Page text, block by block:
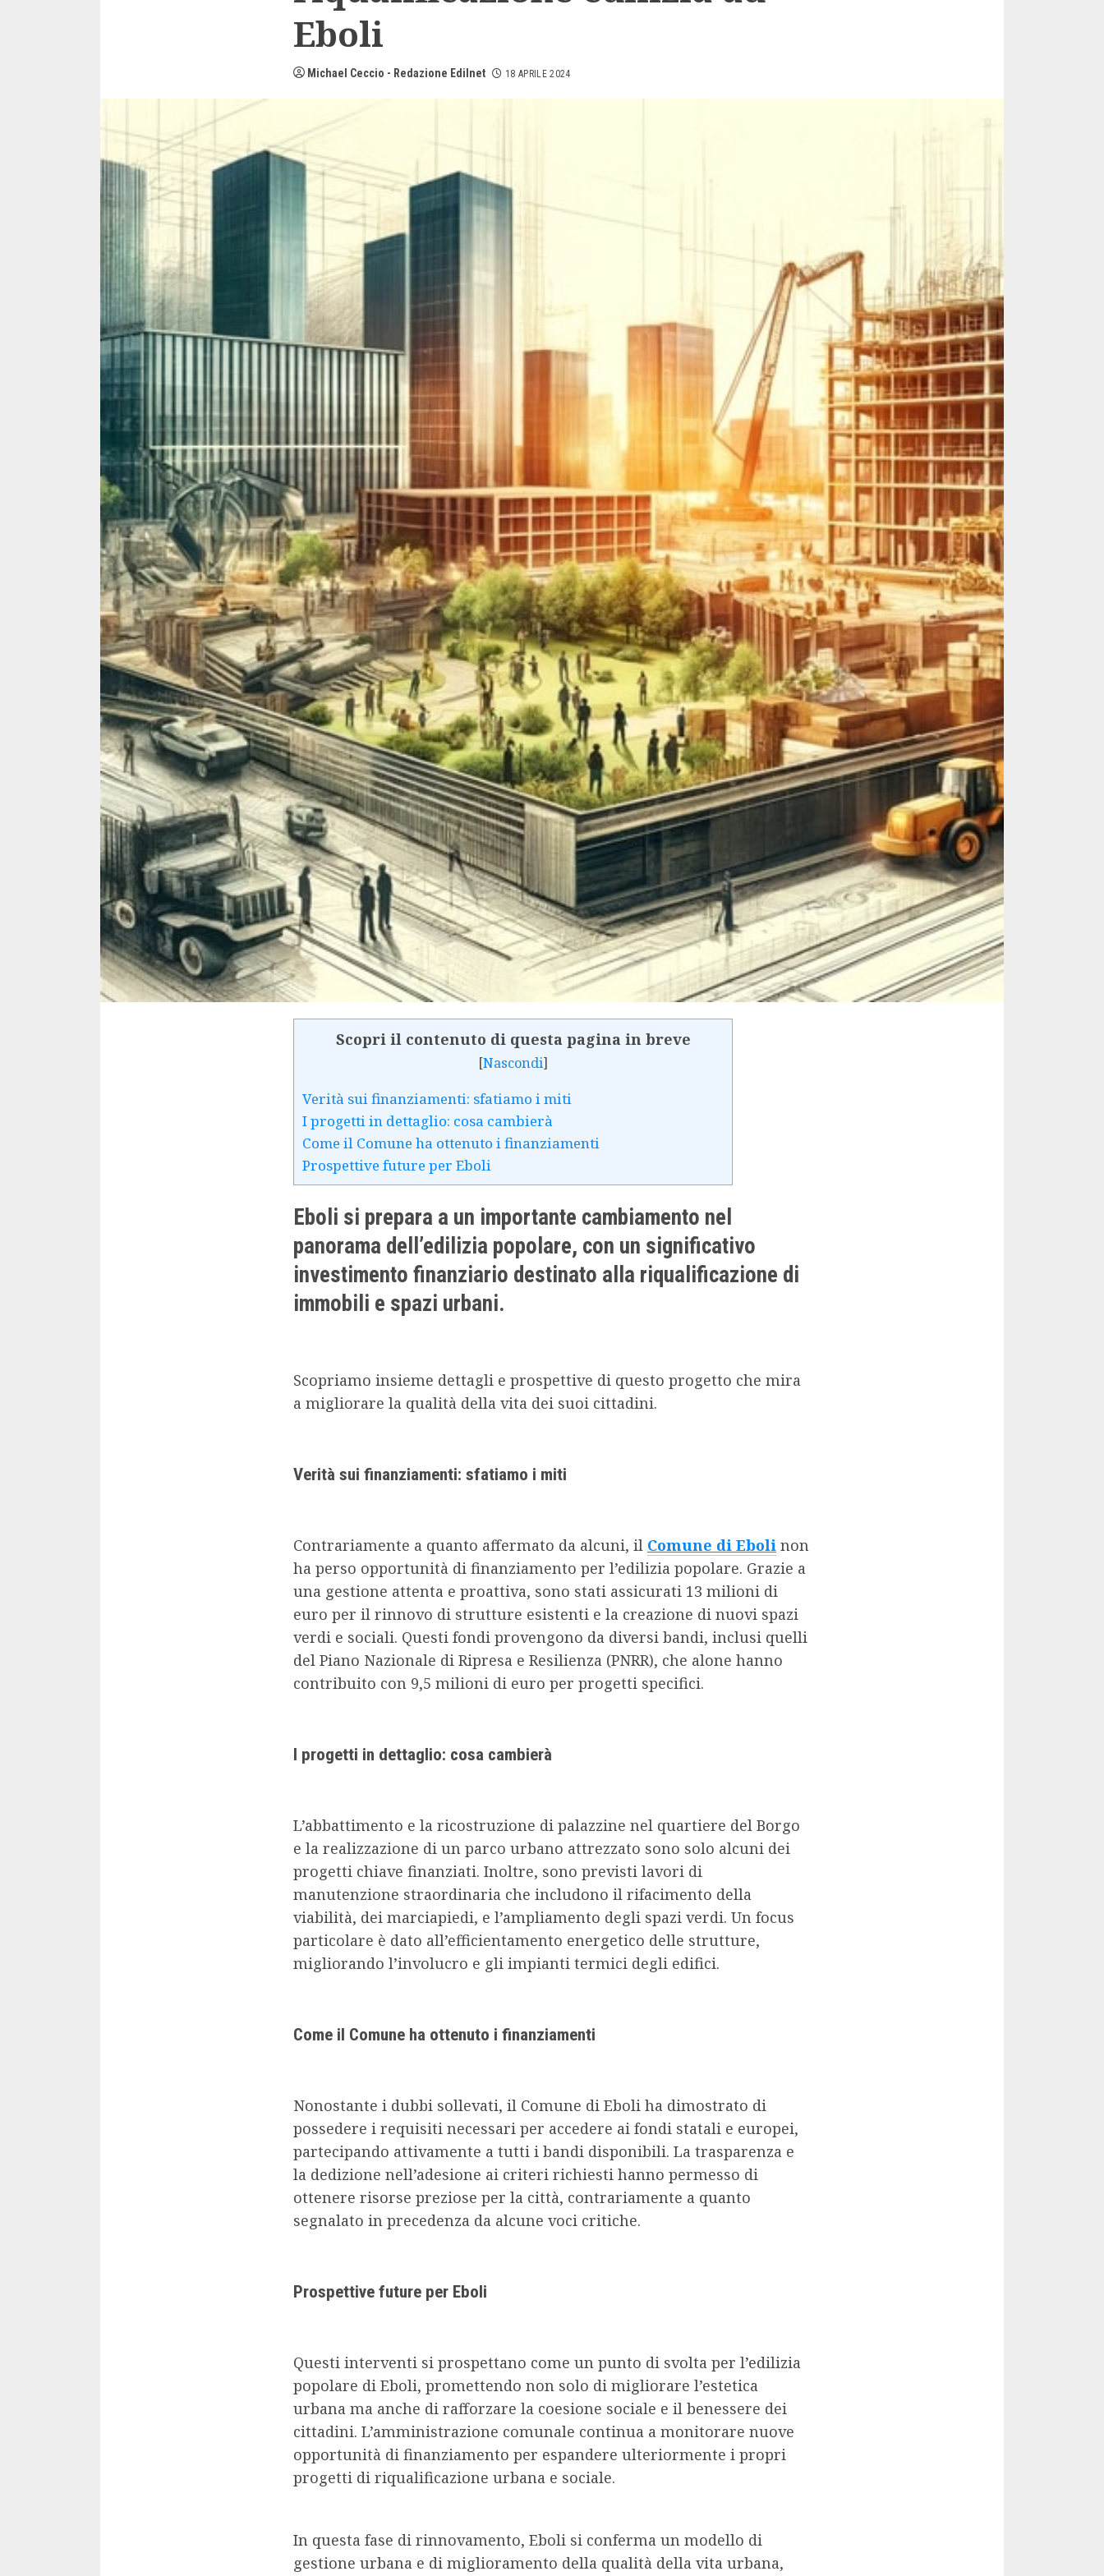
Eboli
Michael Ceccio - Redazione Edilnet 18 APRILE 2024
Scopri il contenuto di questa pagina in breve
[Nascondi]
Verità sui finanziamenti: sfatiamo i miti
I progetti in dettaglio: cosa cambierà
Come il Comune ha ottenuto i finanziamenti
Prospettive future per Eboli
Eboli si prepara a un importante cambiamento nel
panorama dell’edilizia popolare, con un significativo
investimento finanziario destinato alla riqualificazione di
immobili e spazi urbani.
Scopriamo insieme dettagli e prospettive di questo progetto che mira
a migliorare la qualità della vita dei suoi cittadini.
Verità sui finanziamenti: sfatiamo i miti
Contrariamente a quanto affermato da alcuni, il Comune di Eboli non
ha perso opportunità di finanziamento per l’edilizia popolare. Grazie a
una gestione attenta e proattiva, sono stati assicurati 13 milioni di
euro per il rinnovo di strutture esistenti e la creazione di nuovi spazi
verdi e sociali. Questi fondi provengono da diversi bandi, inclusi quelli
del Piano Nazionale di Ripresa e Resilienza (PNRR), che alone hanno
contribuito con 9,5 milioni di euro per progetti specifici.
I progetti in dettaglio: cosa cambierà
L’abbattimento e la ricostruzione di palazzine nel quartiere del Borgo
e la realizzazione di un parco urbano attrezzato sono solo alcuni dei
progetti chiave finanziati. Inoltre, sono previsti lavori di
manutenzione straordinaria che includono il rifacimento della
viabilità, dei marciapiedi, e l’ampliamento degli spazi verdi. Un focus
particolare è dato all’efficientamento energetico delle strutture,
migliorando l’involucro e gli impianti termici degli edifici.
Come il Comune ha ottenuto i finanziamenti
Nonostante i dubbi sollevati, il Comune di Eboli ha dimostrato di
possedere i requisiti necessari per accedere ai fondi statali e europei,
partecipando attivamente a tutti i bandi disponibili. La trasparenza e
la dedizione nell’adesione ai criteri richiesti hanno permesso di
ottenere risorse preziose per la città, contrariamente a quanto
segnalato in precedenza da alcune voci critiche.
Prospettive future per Eboli
Questi interventi si prospettano come un punto di svolta per l’edilizia
popolare di Eboli, promettendo non solo di migliorare l’estetica
urbana ma anche di rafforzare la coesione sociale e il benessere dei
cittadini. L’amministrazione comunale continua a monitorare nuove
opportunità di finanziamento per espandere ulteriormente i propri
progetti di riqualificazione urbana e sociale.
In questa fase di rinnovamento, Eboli si conferma un modello di
gestione urbana e di miglioramento della qualità della vita urbana,